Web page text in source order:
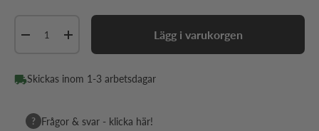
Minska antalÖka antal Lägg i varukorgen
Skickas inom 1-3 arbetsdagar
? Frågor & svar - klicka här!